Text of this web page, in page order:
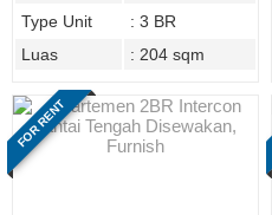
Type Unit
: 3 BR
Luas
: 204 sqm
FOR RENT